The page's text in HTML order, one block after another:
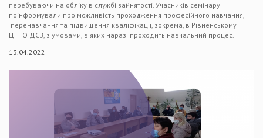
перебуваючи на обліку в службі зайнятості. Учасників семінару
поінформували про можливість проходження професійного навчання,
перенавчання та підвищення кваліфікації, зокрема, в Рівненському
ЦПТО ДСЗ, з умовами, в яких наразі проходить навчальний процес.
13.04.2022